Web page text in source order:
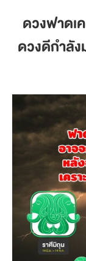
ดวงฟาดเ
ดวงดีกำลัง